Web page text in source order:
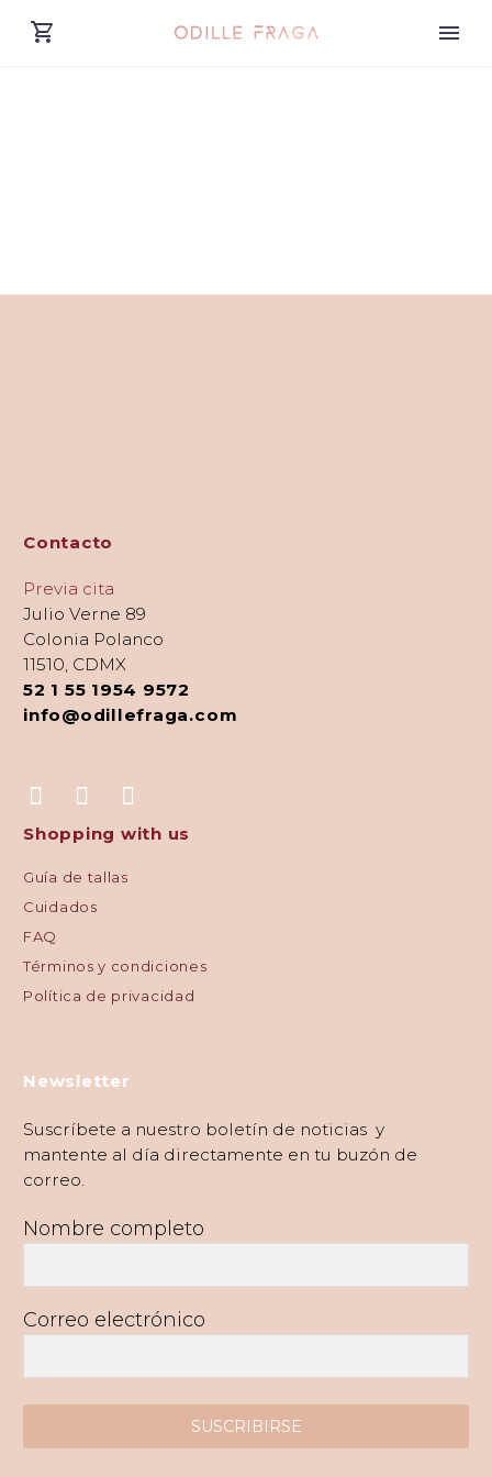
Contacto
Previa cita
Julio Verne 89
Colonia Polanco
11510, CDMX
52 1 55 1954 9572
info@odillefraga.com
Shopping with us
Guía de tallas
Cuidados
FAQ
Términos y condiciones
Política de privacidad
Newsletter
Suscríbete a nuestro boletín de noticias y
mantente al día directamente en tu buzón de
correo.
Nombre completo
Correo electrónico
SUSCRIBIRSE